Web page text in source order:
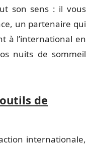
son sens : il vous
un partenaire qui
à l’international en
nuits de sommeil
de
internationale,